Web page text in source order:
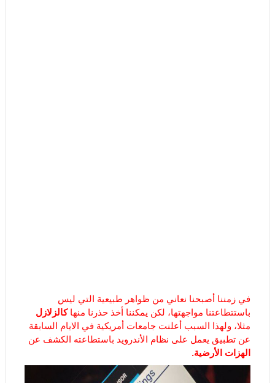
في زمننا أصبحنا نعاني من ظواهر طبيعية التي ليس
باستتطاعتنا مواجهتها، لكن يمكننا أخذ حذرنا منها كالزلازل
مثلا، ولهذا السبب أعلنت جامعات أمريكية في الايام السابقة
عن تطبيق يعمل على نظام الأندرويد باستطاعته الكشف عن
الهزات الأرضية.